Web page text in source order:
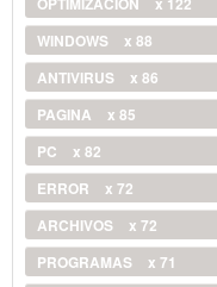
WINDOWS
x 88
ANTIVIRUS
x 86
PAGINA
x 85
PC
x 82
ERROR
x 72
ARCHIVOS
x 72
PROGRAMAS
x 71